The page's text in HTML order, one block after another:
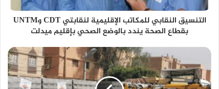
التنسيق النقابي للمكاتب الإقليمية لنقابتي CDT وUNTM
بقطاع الصحة يندد بالوضع الصحي بإقليم ميدلت